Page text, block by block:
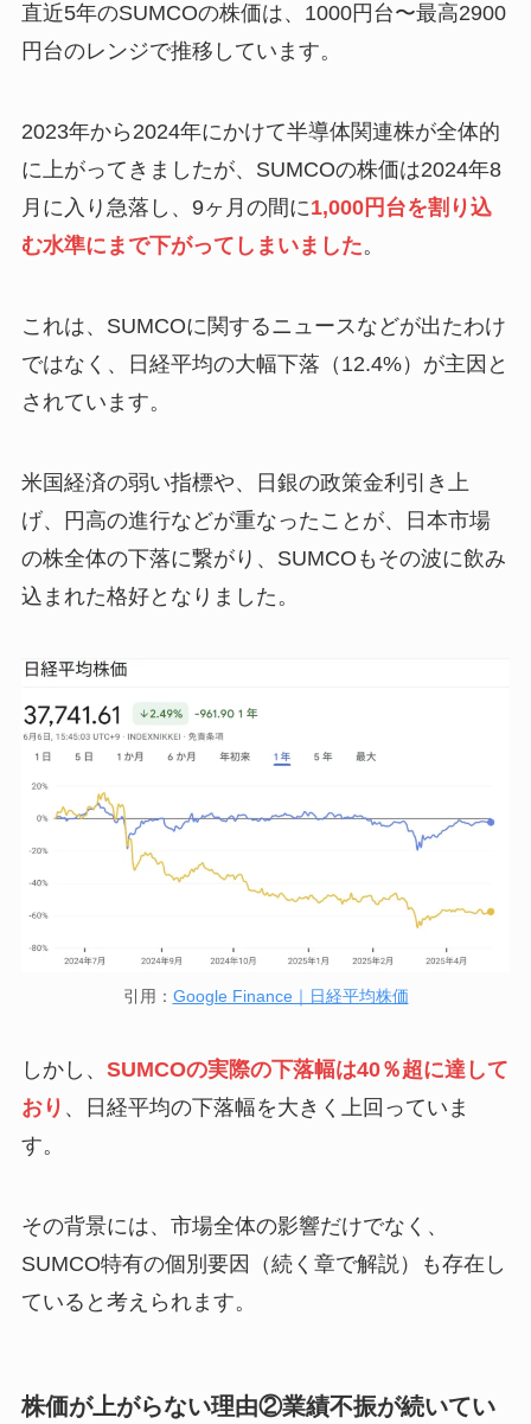
直近5年のSUMCOの株価は、1000円台〜最高2900
円台のレンジで推移しています。
2023年から2024年にかけて半導体関連株が全体的
に上がってきましたが、SUMCOの株価は2024年8
月に入り急落し、9ヶ月の間に1,000円台を割り込
む水準にまで下がってしまいました。
これは、SUMCOに関するニュースなどが出たわけ
ではなく、日経平均の大幅下落（12.4%）が主因と
されています。
米国経済の弱い指標や、日銀の政策金利引き上
げ、円高の進行などが重なったことが、日本市場
の株全体の下落に繋がり、SUMCOもその波に飲み
込まれた格好となりました。
引用： Google Finance｜日経平均株価
しかし、 SUMCOの実際の下落幅は40％超に達して
おり 、日経平均の下落幅を大きく上回っていま
す。
その背景には、市場全体の影響だけでなく、
SUMCO特有の個別要因（続く章で解説）も存在し
ていると考えられます。
株価が上がらない理由②業績不振が続いてい